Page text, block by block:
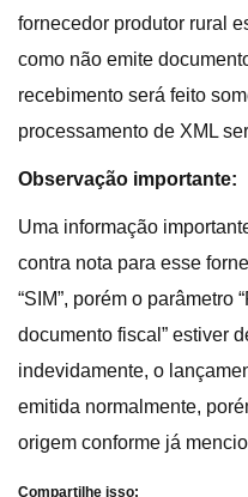
fornecedor produtor rural
como não emite
recebimento será feito
processamento de XML
Observação importante:
Uma informação
contra nota para esse
“SIM”, porém o parâmetro
documento fiscal” estiver
indevidamente, o
emitida normalmente,
origem conforme já
Compartilhe isso: